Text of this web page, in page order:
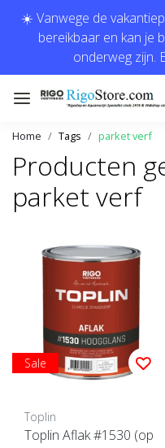
☀️ Vanwege de
bereikbaar en kan je
onderweg zijn.
Home Tags parket verf
Producten
parket verf
Sale
Toplin
Toplin Aflak #1530 (op